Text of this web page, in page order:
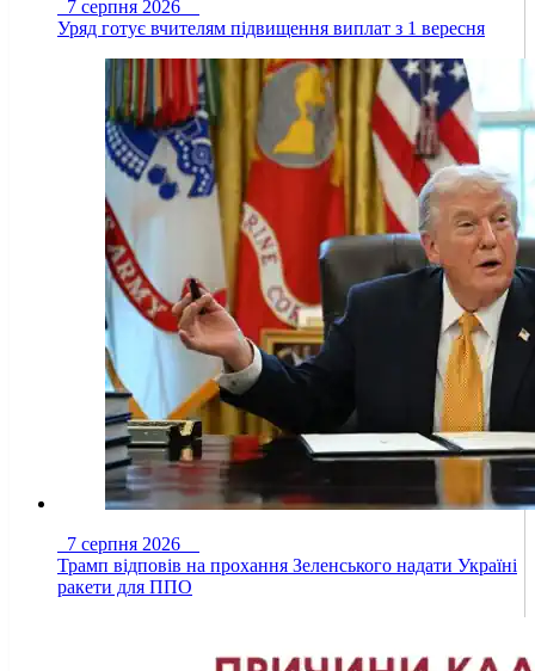
7 серпня 2026
Уряд готує вчителям підвищення виплат з 1 вересня
7 серпня 2026
Трамп відповів на прохання Зеленського надати Україні
ракети для ППО